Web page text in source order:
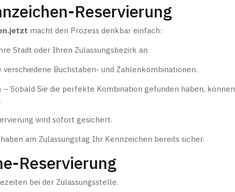
Reservierung
macht den Prozess denkbar einfach:
Stadt oder Ihren Zulassungsbezirk an.
verschiedene Buchstaben- und Zahlenkombinationen.
– Sobald Sie die perfekte Kombination gefunden haben, können
wird sofort gesichert.
am Zulassungstag Ihr Kennzeichen bereits sicher.
Reservierung
bei der Zulassungsstelle.